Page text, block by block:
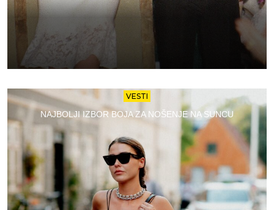
VESTI
NAJBOLJI IZBOR BOJA ZA NOŠENJE NA SUNCU